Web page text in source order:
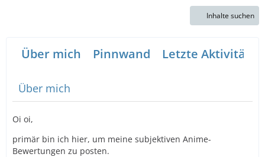
Inhalte suchen
Über mich Pinnwand Letzte Aktivitäten
Über mich
Oi oi,
primär bin ich hier, um meine subjektiven Anime-
Bewertungen zu posten.